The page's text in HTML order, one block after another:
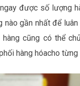
được số lượng
nào gần nhất để luân
hàng cũng có thể
hàng hóacho